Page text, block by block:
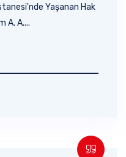
Yaşanan Hak
A. A....